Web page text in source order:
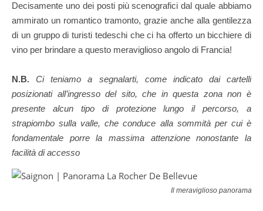
Decisamente uno dei posti più scenografici dal quale abbiamo
ammirato un romantico tramonto, grazie anche alla gentilezza
di un gruppo di turisti tedeschi che ci ha offerto un bicchiere di
vino per brindare a questo meraviglioso angolo di Francia!
N.B.
Ci teniamo a segnalarti, come indicato dai cartelli
posizionati all’ingresso del sito, che in questa zona non è
presente alcun tipo di protezione lungo il percorso, a
strapiombo sulla valle, che conduce alla sommità per cui è
fondamentale porre la massima attenzione nonostante la
facilità di accesso
Il meraviglioso panorama